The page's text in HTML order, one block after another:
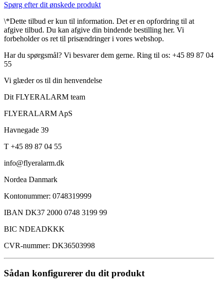
Spørg efter dit ønskede produkt
\*Dette tilbud er kun til information. Det er en opfordring til at
afgive tilbud. Du kan afgive din bindende bestilling her. Vi
forbeholder os ret til prisændringer i vores webshop.
Har du spørgsmål? Vi besvarer dem gerne. Ring til os: +45 89 87 04
55
Vi glæder os til din henvendelse
Dit FLYERALARM team
FLYERALARM ApS
Havnegade 39
T +45 89 87 04 55
info@flyeralarm.dk
Nordea Danmark
Kontonummer: 0748319999
IBAN DK37 2000 0748 3199 99
BIC NDEADKKK
CVR-nummer: DK36503998
Sådan konfigurerer du dit produkt